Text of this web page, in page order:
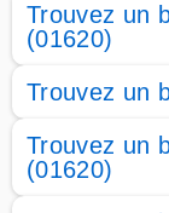
Trouvez un
(01620)
Trouvez un
Trouvez un
(01620)